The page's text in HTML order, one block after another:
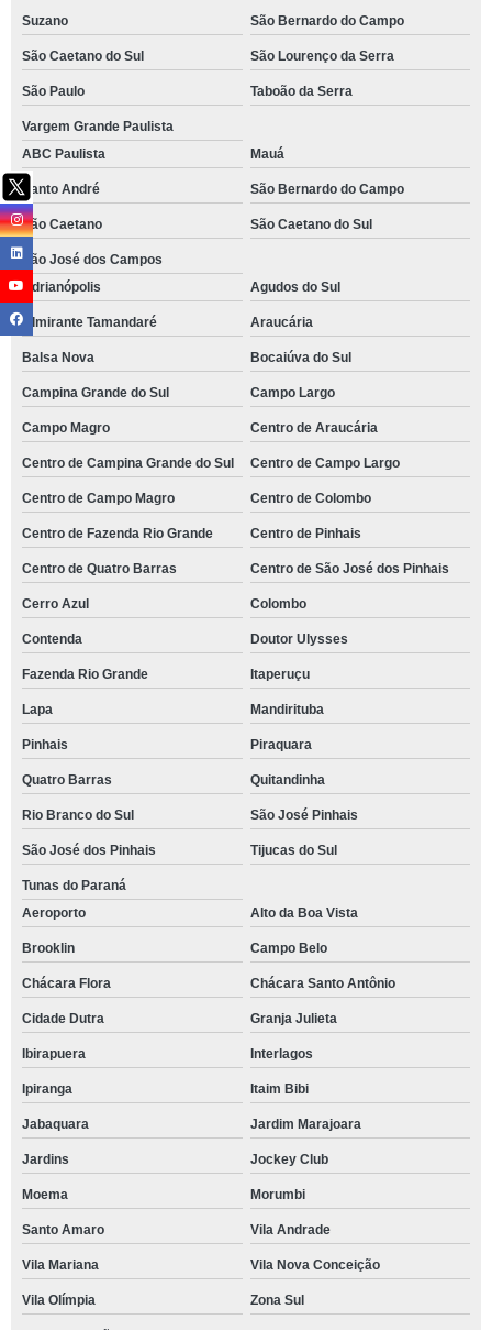
Suzano São Bernardo do Campo
São Caetano do Sul São Lourenço da Serra
São Paulo Taboão da Serra
Vargem Grande Paulista
ABC Paulista
Mauá
Santo André São Bernardo do Campo
São Caetano São Caetano do Sul
São José dos Campos
Adrianópolis
Agudos do Sul
Almirante Tamandaré Araucária
Balsa Nova Bocaiúva do Sul
Campina Grande do Sul Campo Largo
Campo Magro Centro de Araucária
Centro de Campina Grande do Sul Centro de Campo Largo
Centro de Campo Magro Centro de Colombo
Centro de Fazenda Rio Grande Centro de Pinhais
Centro de Quatro Barras Centro de São José dos Pinhais
Cerro Azul Colombo
Contenda Doutor Ulysses
Fazenda Rio Grande Itaperuçu
Lapa Mandirituba
Pinhais Piraquara
Quatro Barras Quitandinha
Rio Branco do Sul São José Pinhais
São José dos Pinhais Tijucas do Sul
Tunas do Paraná
Aeroporto
Alto da Boa Vista
Brooklin Campo Belo
Chácara Flora Chácara Santo Antônio
Cidade Dutra Granja Julieta
Ibirapuera Interlagos
Ipiranga Itaim Bibi
Jabaquara Jardim Marajoara
Jardins Jockey Club
Moema Morumbi
Santo Amaro Vila Andrade
Vila Mariana Vila Nova Conceição
Vila Olímpia Zona Sul